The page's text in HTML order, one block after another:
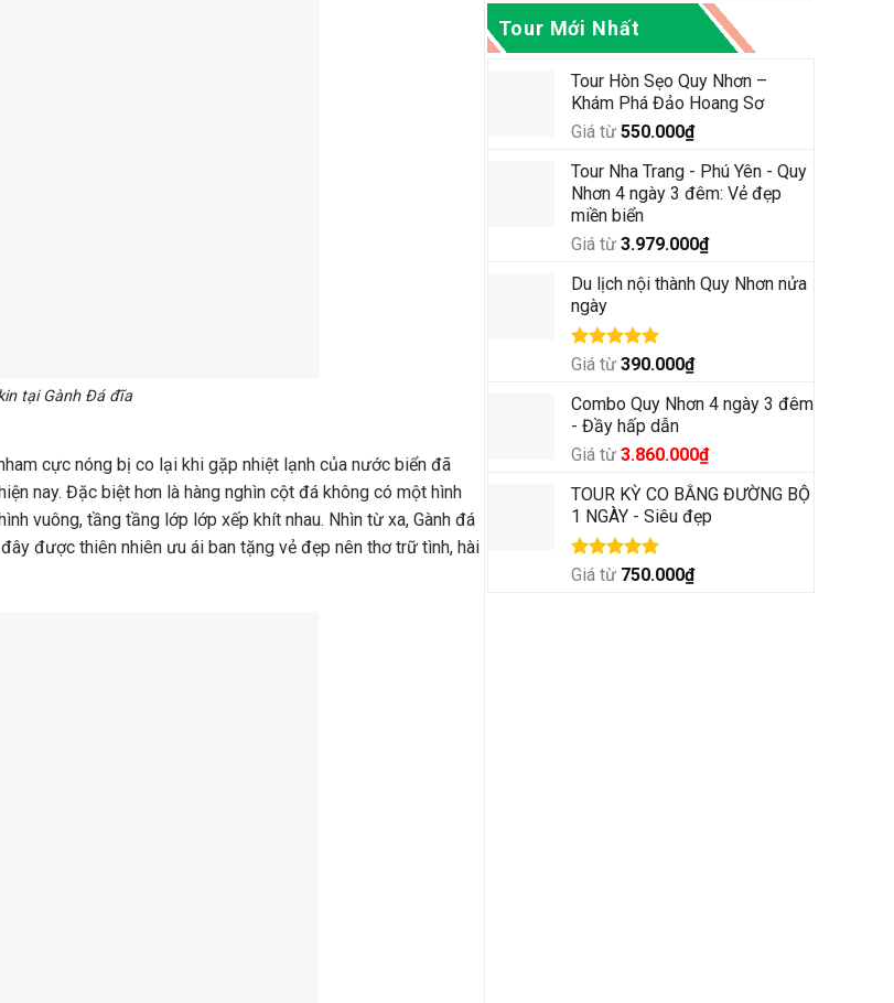
tại Gành Đá đĩa
cực nóng bị co lại khi gặp nhiệt lạnh của nước biển đã
nay. Đặc biệt hơn là hàng nghìn cột đá không có một hình
vuông, tầng tầng lớp lớp xếp khít nhau. Nhìn từ xa, Gành đá
được thiên nhiên ưu ái ban tặng vẻ đẹp nên thơ trữ tình, hài
Tour Mới Nhất
Tour Hòn Sẹo Quy Nhơn –
Khám Phá Đảo Hoang Sơ
Giá từ 550.000₫
Tour Nha Trang - Phú Yên - Quy
Nhơn 4 ngày 3 đêm: Vẻ đẹp
miền biển
Giá từ 3.979.000₫
Du lịch nội thành Quy Nhơn nửa
ngày
Được xếp
5 sao
Giá từ 390.000₫
Combo Quy Nhơn 4 ngày 3 đêm
- Đầy hấp dẫn
Giá từ Giá
là:
4.500.000₫.
3.860.000₫Giá
tại
là:
TOUR KỲ CO BẰNG ĐƯỜNG BỘ
1 NGÀY - Siêu đẹp
Được xếp
Giá từ 750.000₫